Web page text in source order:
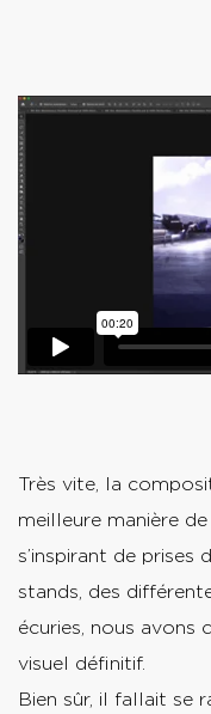
Très vite, la
meilleure manière
s’inspirant de prises
stands, des
écuries, nous avons
visuel définitif.
Bien sûr, il fallait se